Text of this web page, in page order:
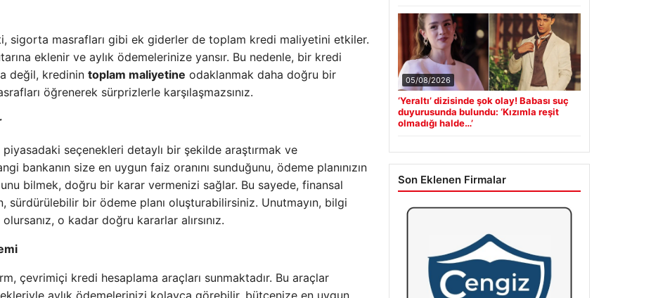
sigorta masrafları gibi ek giderler de toplam kredi maliyetini etkiler.
eklenir ve aylık ödemelerinize yansır. Bu nedenle, bir kredi
değil, kredinin toplam maliyetine odaklanmak daha doğru bir
öğrenerek sürprizlerle karşılaşmazsınız.
seçenekleri detaylı bir şekilde araştırmak ve
bankanın size en uygun faiz oranını sunduğunu, ödeme planınızın
bilmek, doğru bir karar vermenizi sağlar. Bu sayede, finansal
sürdürülebilir bir ödeme planı oluşturabilirsiniz. Unutmayın, bilgi
o kadar doğru kararlar alırsınız.
çevrimiçi kredi hesaplama araçları sunmaktadır. Bu araçlar
aylık ödemelerinizi kolayca görebilir, bütçenize en uygun
05/08/2026
‘Yeraltı’ dizisinde şok olay! Babası suç
duyurusunda bulundu: ‘Kızımla reşit
olmadığı halde…’
Son Eklenen Firmalar